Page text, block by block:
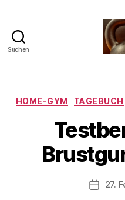
Suchen
HOME-GYM TAGEBUCH
27.